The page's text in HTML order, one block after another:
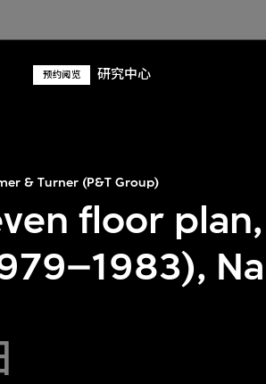
预约阅览 研究中心
& Turner (P&T Group)
floor